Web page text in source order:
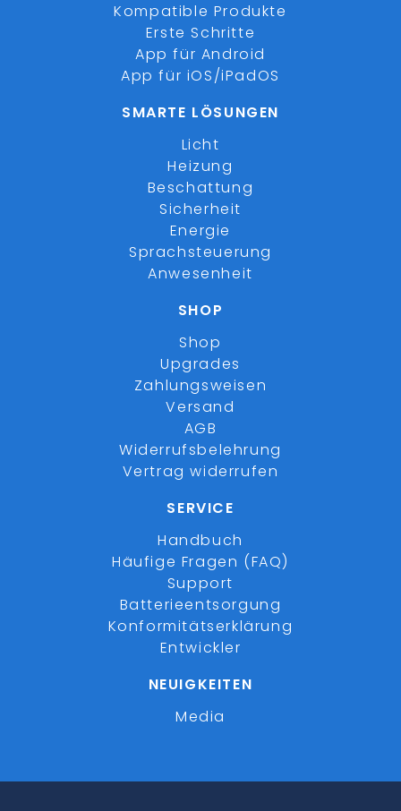
Kompatible Produkte
Erste Schritte
App für Android
App für iOS/iPadOS
SMARTE LÖSUNGEN
Licht
Heizung
Beschattung
Sicherheit
Energie
Sprachsteuerung
Anwesenheit
SHOP
Shop
Upgrades
Zahlungsweisen
Versand
AGB
Widerrufsbelehrung
Vertrag widerrufen
SERVICE
Handbuch
Häufige Fragen (FAQ)
Support
Batterieentsorgung
Konformitätserklärung
Entwickler
NEUIGKEITEN
Media